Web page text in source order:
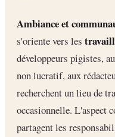
Ambiance et
s'oriente vers les
développeurs pigistes,
non lucratif, aux
recherchent un lieu de
occasionnelle. L'aspect
partagent les